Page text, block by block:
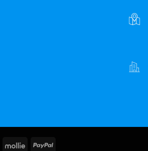
Sepa Mollie PayPal